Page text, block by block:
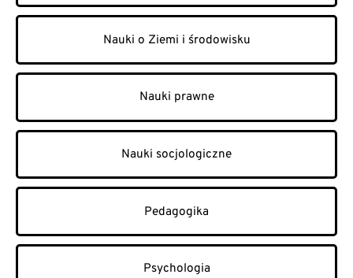
Nauki o Ziemi i środowisku
Nauki prawne
Nauki socjologiczne
Pedagogika
Psychologia